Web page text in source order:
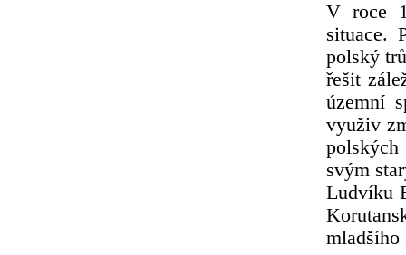
V roce
situace.
polský
řešit
územní
využiv
svým
Ludvíku
mladšího